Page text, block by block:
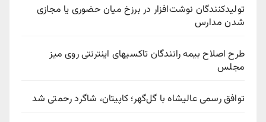
تولیدکنندگان نوشت‌افزار در برزخ میان حضوری یا مجازی
شدن مدارس
طرح اصلاح بیمه رانندگان تاکسیهای اینترنتی روی میز
مجلس
توافق رسمی عالیشاه با گل‌گهر؛ کاپیتان، شاگرد رحمتی شد